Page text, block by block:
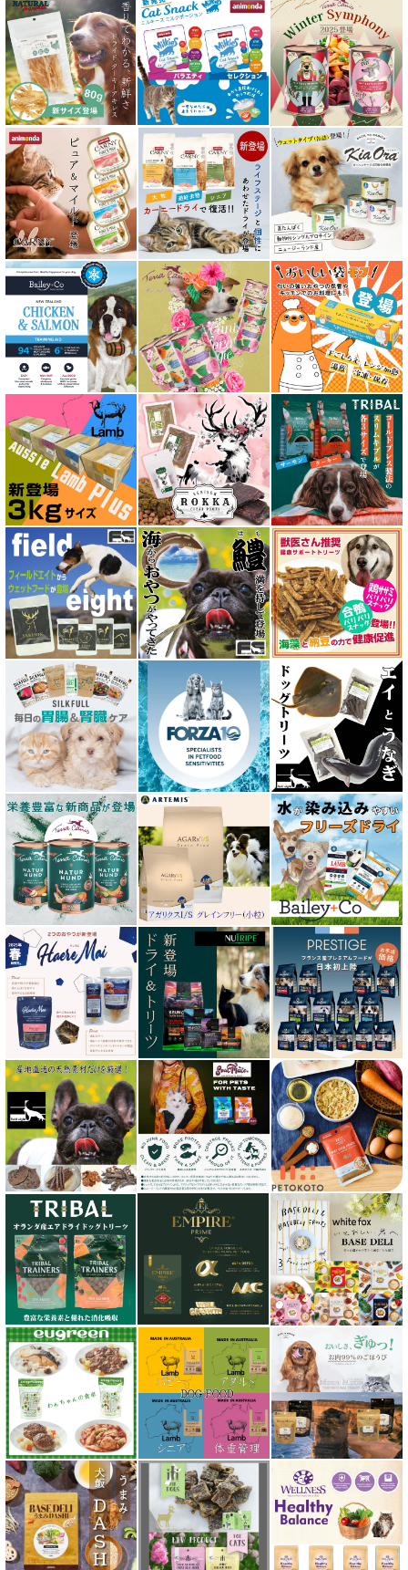
おやつ全アイテム
素材そのまま
アイファクトリーおやつ
アタスキャット Aatas Cat
アディクション Addiction
アニモンダ ANIMONDA
アマノヴァ Amanova
アルモネイチャー almo nature
アンブロシア AMBROSIA
アートゥー AATU
アーテミス ARTEMIS
イティ iti
ウェルネス ヘルシーバランス
ウルフブラット WOLFSBLUT
エーワン AWAN DOG FOOD
エーにゃん Anyan 猫用おやつ
エクイリブリア EQUILIBRIA
エンパイア EMPIRE
オージー ラム プラス Aussie Lamb Plus
カントリーロード Country Roads
キアオラ kiaora
キャノフィラ
グリーンフィッシュ GreenFish
ケリーアンドコー Kelly＆Co’s
サンデーペッツ Sunday Pets
サンユー研究所
シェフ SHEF
シグネチャー７（Signature7）正規輸入品
シシア Schesir
獣医さん推奨シリーズ
シルクフル SILKFULL
ジーランディア Zealandia
スマイリー Smiley
ソウルメイト SoulMate
ソリッドゴールド Solid Gold
ディアブロ（Deer Blow）
テラカニス TerraCanis